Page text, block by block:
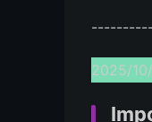
2025/10/